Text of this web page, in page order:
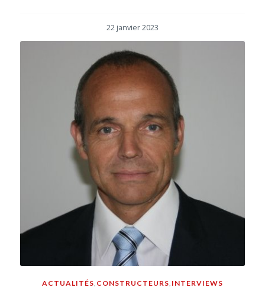
22 janvier 2023
ACTUALITÉS, CONSTRUCTEURS, INTERVIEWS